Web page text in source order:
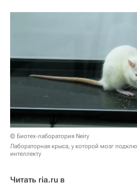
© Биотех-лаборатория Neiry
Лабораторная крыса, у которой мозг
интеллекту
Читать ria.ru в